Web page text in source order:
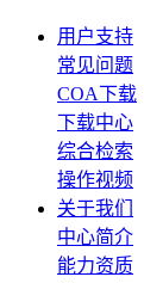
用户支持
常见问题
COA下载
下载中心
综合检索
操作视频
关于我们
中心简介
能力资质